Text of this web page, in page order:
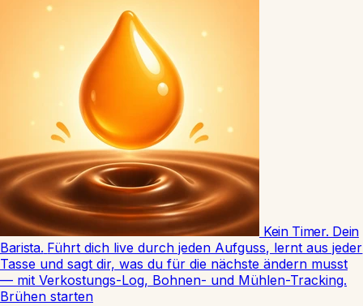
Kein Timer. Dein
Barista. Führt dich live durch jeden Aufguss, lernt aus jeder
Tasse und sagt dir, was du für die nächste ändern musst
— mit Verkostungs-Log, Bohnen- und Mühlen-Tracking.
Brühen starten